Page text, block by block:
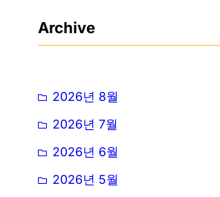
Archive
2026년 8월
2026년 7월
2026년 6월
2026년 5월